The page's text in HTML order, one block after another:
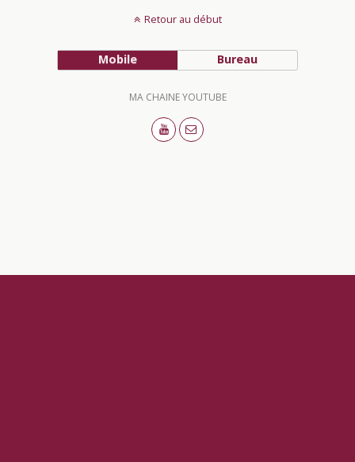
Retour au début
Mobile Bureau
MA CHAINE YOUTUBE